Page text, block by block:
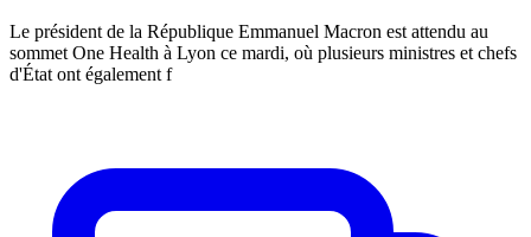
Le président de la République Emmanuel Macron est attendu au
sommet One Health à Lyon ce mardi, où plusieurs ministres et chefs
d'État ont également f